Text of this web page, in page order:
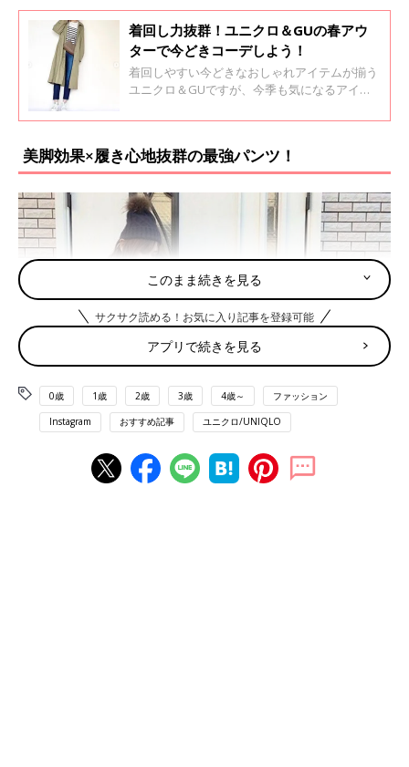
着回し力抜群！ユニクロ＆GUの春アウ
ターで今どきコーデしよう！
着回しやすい今どきなおしゃれアイテムが揃う
ユニクロ＆GUですが、今季も気になるアイテ
タから春アウターを使ったコーディネートを厳
パ最高なアイテムばかりなので、ぜひ最後まで
ご覧くださいね。
美脚効果×履き心地抜群の最強パンツ！
このまま続きを見る
サクサク読める！お気に入り記事を登録可能
アプリで続きを見る
0歳 1歳 2歳 3歳 4歳～ ファッション
Instagram おすすめ記事 ユニクロ/UNIQLO